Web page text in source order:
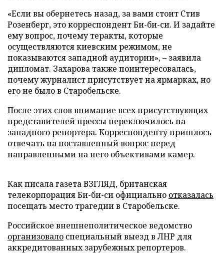
«Если вы обернетесь назад, за вами стоит Стив
Розенберг, это корреспондент Би-би-си. И задайте
ему вопрос, почему теракты, которые
осуществляются киевским режимом, не
показываются западной аудитории», – заявила
дипломат. Захарова также поинтересовалась,
почему журналист присутствует на ярмарках, но
его не было в Старобельске.
После этих слов внимание всех присутствующих
представителей прессы переключилось на
западного репортера. Корреспонденту пришлось
отвечать на поставленный вопрос перед
направленными на него объективами камер.
Как писала газета ВЗГЛЯД, британская
телекорпорация Би-би-си официально отказалась
посещать место трагедии в Старобельске.
Российское внешнеполитическое ведомство
организовало специальный выезд в ЛНР для
аккредитованных зарубежных репортеров.